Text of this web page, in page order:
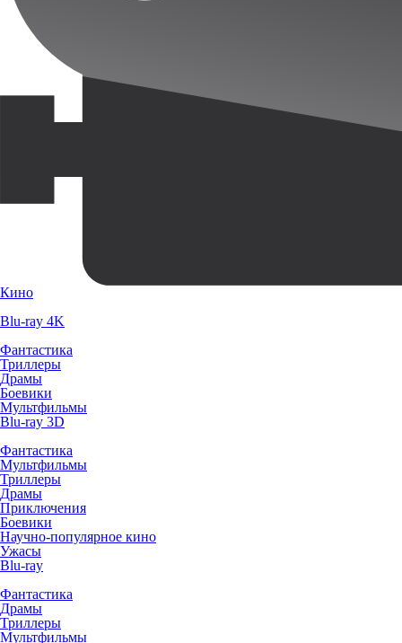
Кино
Blu-ray 4K
Фантастика
Триллеры
Драмы
Боевики
Мультфильмы
Blu-ray 3D
Фантастика
Мультфильмы
Триллеры
Драмы
Приключения
Боевики
Научно-популярное кино
Ужасы
Blu-ray
Фантастика
Драмы
Триллеры
Мультфильмы